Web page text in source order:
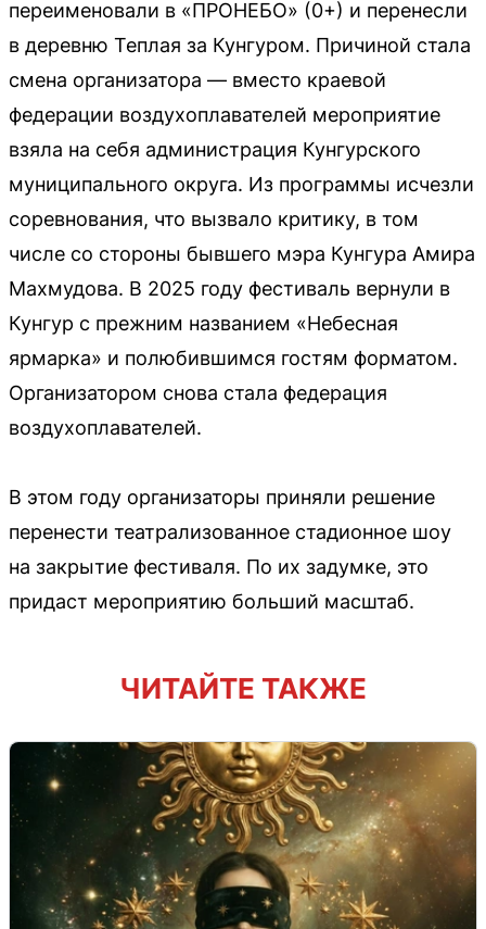
переименовали в «ПРОНЕБО» (0+) и перенесли
в деревню Теплая за Кунгуром. Причиной стала
смена организатора — вместо краевой
федерации воздухоплавателей мероприятие
взяла на себя администрация Кунгурского
муниципального округа. Из программы исчезли
соревнования, что вызвало критику, в том
числе со стороны бывшего мэра Кунгура Амира
Махмудова. В 2025 году фестиваль вернули в
Кунгур с прежним названием «Небесная
ярмарка» и полюбившимся гостям форматом.
Организатором снова стала федерация
воздухоплавателей.
В этом году организаторы приняли решение
перенести театрализованное стадионное шоу
на закрытие фестиваля. По их задумке, это
придаст мероприятию больший масштаб.
ЧИТАЙТЕ ТАКЖЕ